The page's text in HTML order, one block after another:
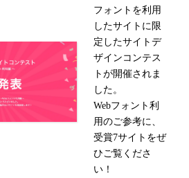
フォントを利用
したサイトに限
定したサイトデ
ザインコンテス
トが開催されま
した。
Webフォント利
用のご参考に、
受賞7サイトをぜ
ひご覧くださ
い！